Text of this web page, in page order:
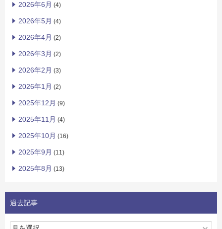
2026年6月 (4)
2026年5月 (4)
2026年4月 (2)
2026年3月 (2)
2026年2月 (3)
2026年1月 (2)
2025年12月 (9)
2025年11月 (4)
2025年10月 (16)
2025年9月 (11)
2025年8月 (13)
過去記事